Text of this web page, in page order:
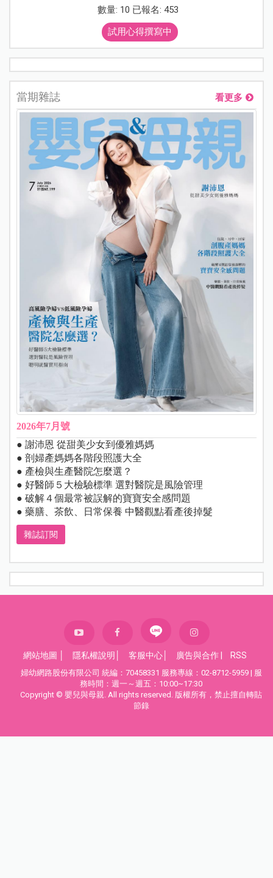
數量: 10 已報名: 453
試用心得撰寫中
當期雜誌 看更多
2026年7月號
● 謝沛恩 從甜美少女到優雅媽媽
● 剖婦產媽媽各階段照護大全
● 產檢與生產醫院怎麼選？
● 好醫師５大檢驗標準 選對醫院是風險管理
● 破解４個最常被誤解的寶寶安全感問題
● 藥膳、茶飲、日常保養 中醫觀點看產後掉髮
雜誌訂閱
網站地圖 隱私權說明 客服中心 廣告與合作 RSS
婦幼網路股份有限公司 統編：70458331 服務專線：02-8712-5959 | 服
務時間：週一～週五：10:00~17:30
Copyright © 嬰兒與母親. All rights reserved. 版權所有，禁止擅自轉貼
節錄